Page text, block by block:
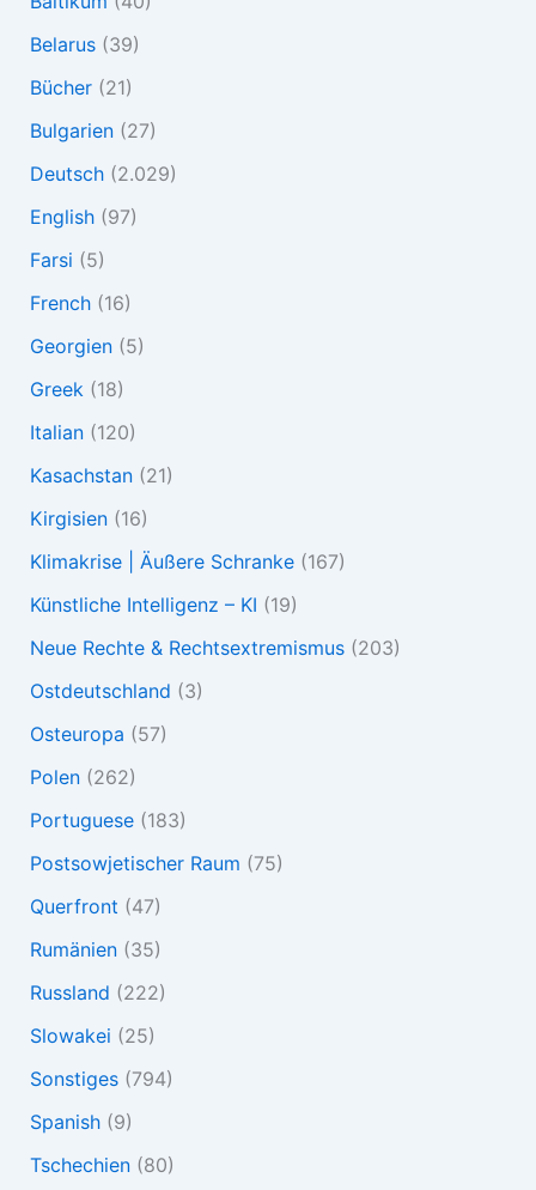
Belarus(39)
Bücher(21)
Bulgarien(27)
Deutsch(2.029)
English(97)
Farsi (5)
French(16)
Georgien(5)
Greek (18)
Italian(120)
Kasachstan(21)
Kirgisien(16)
Klimakrise | Äußere Schranke(167)
Künstliche Intelligenz – KI (19)
Neue Rechte & Rechtsextremismus(203)
Ostdeutschland (3)
Osteuropa (57)
Polen(262)
Portuguese(183)
Postsowjetischer Raum (75)
Querfront (47)
Rumänien(35)
Russland (222)
Slowakei (25)
Sonstiges(794)
Spanish(9)
Tschechien(80)